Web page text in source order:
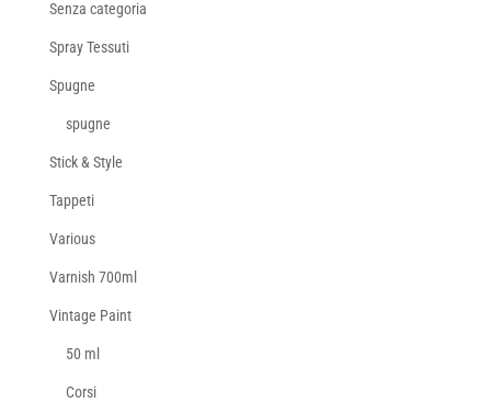
Senza categoria
Spray Tessuti
Spugne
spugne
Stick & Style
Tappeti
Various
Varnish 700ml
Vintage Paint
50 ml
Corsi